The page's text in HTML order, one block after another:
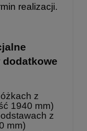
realizacji.
z
1940 mm)
z
mm)